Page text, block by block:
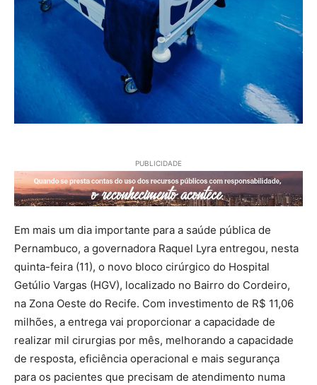
PUBLICIDADE
Em mais um dia importante para a saúde pública de
Pernambuco, a governadora Raquel Lyra entregou, nesta
quinta-feira (11), o novo bloco cirúrgico do Hospital
Getúlio Vargas (HGV), localizado no Bairro do Cordeiro,
na Zona Oeste do Recife. Com investimento de R$ 11,06
milhões, a entrega vai proporcionar a capacidade de
realizar mil cirurgias por mês, melhorando a capacidade
de resposta, eficiência operacional e mais segurança
para os pacientes que precisam de atendimento numa